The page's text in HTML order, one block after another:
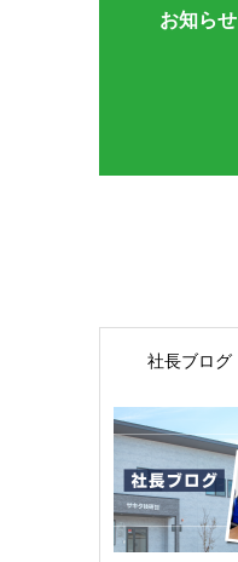
お知らせ
社長ブログ